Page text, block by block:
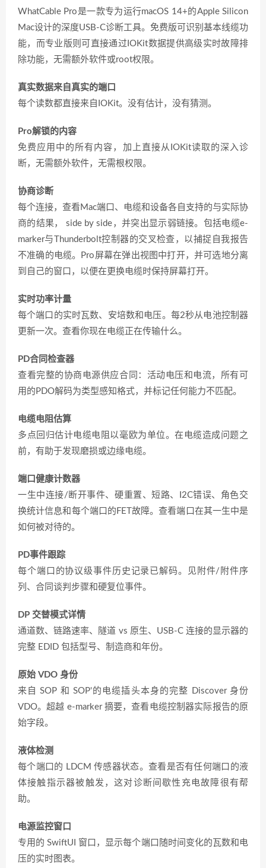
WhatCable Pro是一款专为运行macOS 14+的Apple Silicon
Mac设计的深度USB-C诊断工具。免费版可识别基本线缆功
能，而专业版则可直接通过IOKit数据提供高级实时故障排
除功能，无需额外软件或root权限。
真实数据来自真实的端口
每个读数都直接来自IOKit。没有估计，没有猜测。
Pro解锁的内容
免费应用中的所有内容，加上直接从IOKit读取的深入诊
断，无需额外软件，无需根权限。
协商诊断
每个连接，查看Mac端口、电缆和设备各自支持的与实际协
商的结果， side by side，并突出显示弱链接。包括电缆e-
marker与Thunderbolt控制器的交叉检查，以捕捉自我报告
不准确的电缆。Pro屏幕在弹出视图中打开，并可选地分离
到自己的窗口，以便在更换电缆时保持屏幕打开。
实时功率计量
每个端口的实时瓦数、安培数和电压。每2秒从电池控制器
更新一次。查看你现在电缆正在传输什么。
PD合同检查器
查看完整的协商电源供应合同：活动电压和电流，所有可
用的PDO解码为类型感知格式，并标记任何能力不匹配。
电缆电阻估算
多点回归估计电缆电阻以毫欧为单位。在电缆造成问题之
前，有助于发现磨损或边缘电缆。
端口健康计数器
一生中连接/断开事件、硬重置、短路、I2C错误、角色交
换统计信息和每个端口的FET故障。查看端口在其一生中是
如何被对待的。
PD事件跟踪
每个端口的协议级事件历史记录已解码。见附件/附件序
列、合同谈判步骤和硬复位事件。
DP 交替模式详情
通道数、链路速率、隧道 vs 原生、USB-C 连接的显示器的
完整 EDID 包括型号、制造商和年份。
原始 VDO 身份
来自 SOP 和 SOP'的电缆插头本身的完整 Discover 身份
VDO。超越 e-marker 摘要，查看电缆控制器实际报告的原
始字段。
液体检测
每个端口的 LDCM 传感器状态。查看是否有任何端口的液
体接触指示器被触发，这对诊断间歇性充电故障很有帮
助。
电源监控窗口
专用的 SwiftUI 窗口，显示每个端口随时间变化的瓦数和电
压的实时图表。